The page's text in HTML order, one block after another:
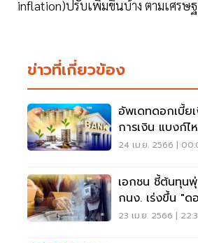
inflation)ปรับเพิ่มขึ้นบ้าง ตามเศร
ข่าวที่เกี่ยวข้อง
อัพเดทดอกเบี้ย
การเงิน แบงก์ไ
24 เม.ย. 2566 |
เอกชน ชี้ต้นทุน
กนง. เร่งขึ้น "ด
SME
23 เม.ย. 2566 |